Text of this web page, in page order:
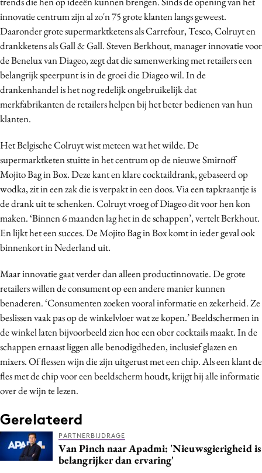
innovatie centrum zijn al zo'n 75 grote klanten langs geweest.
Daaronder grote supermarktketens als Carrefour, Tesco, Colruyt en
drankketens als Gall & Gall. Steven Berkhout, manager innovatie voor
de Benelux van Diageo, zegt dat die samenwerking met retailers een
belangrijk speerpunt is in de groei die Diageo wil. In de
drankenhandel is het nog redelijk ongebruikelijk dat
merkfabrikanten de retailers helpen bij het beter bedienen van hun
klanten.
Het Belgische Colruyt wist meteen wat het wilde. De
supermarktketen stuitte in het centrum op de nieuwe Smirnoff
Mojito Bag in Box. Deze kant en klare cocktaildrank, gebaseerd op
wodka, zit in een zak die is verpakt in een doos. Via een tapkraantje is
de drank uit te schenken. Colruyt vroeg of Diageo dit voor hen kon
maken. ‘Binnen 6 maanden lag het in de schappen’, vertelt Berkhout.
En lijkt het een succes. De Mojito Bag in Box komt in ieder geval ook
binnenkort in Nederland uit.
Maar innovatie gaat verder dan alleen productinnovatie. De grote
retailers willen de consument op een andere manier kunnen
benaderen. ‘Consumenten zoeken vooral informatie en zekerheid. Ze
beslissen vaak pas op de winkelvloer wat ze kopen.’ Beeldschermen in
de winkel laten bijvoorbeeld zien hoe een ober cocktails maakt. In de
schappen ernaast liggen alle benodigdheden, inclusief glazen en
mixers. Of flessen wijn die zijn uitgerust met een chip. Als een klant de
fles met de chip voor een beeldscherm houdt, krijgt hij alle informatie
over de wijn te lezen.
Gerelateerd
PARTNERBIJDRAGE
Van Pinch naar Apadmi: 'Nieuwsgierigheid is
belangrijker dan ervaring'